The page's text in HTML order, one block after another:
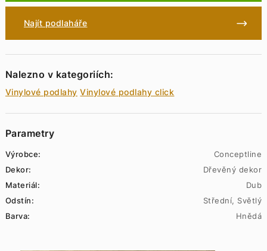
Najít podlaháře
Nalezno v kategoriích:
Vinylové podlahy Vinylové podlahy click
Parametry
Výrobce:
Conceptline
Dekor:
Dřevěný dekor
Materiál:
Dub
Odstín:
Střední, Světlý
Barva:
Hnědá